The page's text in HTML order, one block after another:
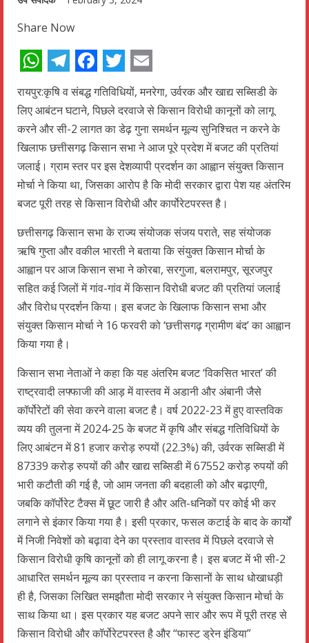
Share Now
WhatsApp
Telegram
Facebook
Twitter
Email
रायपुर:कृषि व संबद्ध गतिविधियों, मनरेगा, उर्वरक और खाद्य सब्सिडी के
लिए आबंटन घटाने, पिछले दरवाजे से किसान विरोधी कानूनों को लागू
करने और सी-2 लागत का डेढ़ गुना समर्थन मूल्य सुनिश्चित न करने के
खिलाफ छत्तीसगढ़ किसान सभा ने आज पूरे प्रदेश में बजट की प्रतियां
जलाई। ग्राम स्तर पर इस देशव्यापी प्रदर्शन का आह्वान संयुक्त किसान
मोर्चा ने किया था, जिसका आरोप है कि मोदी सरकार द्वारा पेश यह अंतरिम
बजट पूरी तरह से किसान विरोधी और कार्पोरेटपरस्त है।
छत्तीसगढ़ किसान सभा के राज्य संयोजक संजय पराते, सह संयोजक
ऋषि गुप्ता और वकील भारती ने बताया कि संयुक्त किसान मोर्चा के
आह्वान पर आज किसान सभा ने कोरबा, सरगुजा, बलरामपुर, सूरजपुर
सहित कई जिलों में गांव-गांव में किसान विरोधी बजट की प्रतियां जलाई
और विरोध प्रदर्शन किया। इस बजट के खिलाफ किसान सभा और
संयुक्त किसान मोर्चा ने 16 फरवरी को ‘छत्तीसगढ़ ग्रामीण बंद’ का आह्वान
किया गया है।
किसान सभा नेताओं ने कहा कि यह अंतरिम बजट ‘विकसित भारत’ की
राष्ट्रवादी लफ्फाजी की आड़ में वास्तव में अडानी और अंबानी जैसे
कॉर्पोरेटों की सेवा करने वाला बजट है। वर्ष 2022-23 में हुए वास्तविक
व्यय की तुलना में 2024-25 के बजट में कृषि और संबद्ध गतिविधियों के
लिए आबंटन में 81 हजार करोड़ रुपयों (22.3%) की, उर्वरक सब्सिडी में
87339 करोड़ रुपयों की और खाद्य सब्सिडी में 67552 करोड़ रुपयों की
भारी कटौती की गई है, जो आम जनता की बदहाली को और बढ़ाएगी,
जबकि कॉर्पोरेट टैक्स में छूट जारी है और अति-धनिकों पर कोई भी कर
लगाने से इंकार किया गया है। इसी प्रकार, फसल कटाई के बाद के कार्यों
में निजी निवेशों को बढ़ावा देने का प्रस्ताव वास्तव में पिछले दरवाजे से
किसान विरोधी कृषि कानूनों को ही लागू करना है। इस बजट में भी सी-2
आधारित समर्थन मूल्य का प्रस्ताव न करना किसानों के साथ धोखाधड़ी
ही है, जिसका लिखित समझौता मोदी सरकार ने संयुक्त किसान मोर्चा के
साथ किया था। इस प्रकार यह बजट अपने सार और रूप में पूरी तरह से
किसान विरोधी और कॉर्पोरेटपरस्त है और “फास्ट ड्रेन इंडिया”